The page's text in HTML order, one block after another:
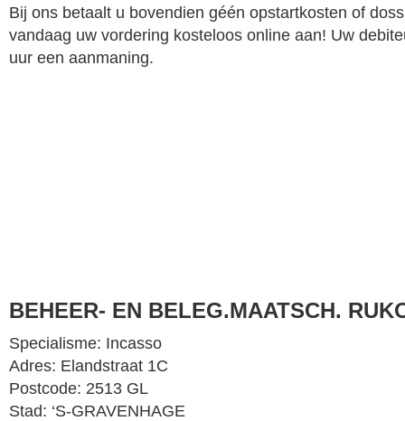
Bij ons betaalt u bovendien géén opstartkosten of
vandaag uw vordering kosteloos online aan! Uw
uur een aanmaning.
BEHEER- EN BELEG.MAATSCH.
Specialisme: Incasso
Adres: Elandstraat 1C
Postcode: 2513 GL
Stad: ‘S-GRAVENHAGE